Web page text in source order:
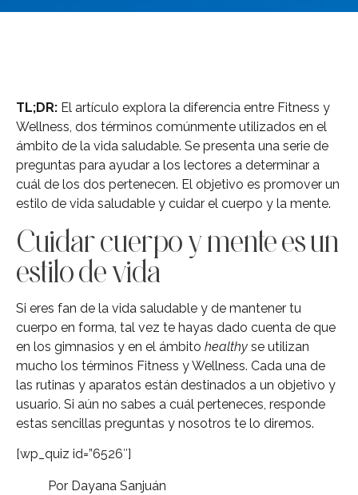
TL;DR: El artículo explora la diferencia entre Fitness y
Wellness, dos términos comúnmente utilizados en el
ámbito de la vida saludable. Se presenta una serie de
preguntas para ayudar a los lectores a determinar a
cuál de los dos pertenecen. El objetivo es promover un
estilo de vida saludable y cuidar el cuerpo y la mente.
Cuidar cuerpo y mente es un
estilo de vida
Si eres fan de la vida saludable y de mantener tu
cuerpo en forma, tal vez te hayas dado cuenta de que
en los gimnasios y en el ámbito healthy se utilizan
mucho los términos Fitness y Wellness. Cada una de
las rutinas y aparatos están destinados a un objetivo y
usuario. Si aún no sabes a cuál perteneces, responde
estas sencillas preguntas y nosotros te lo diremos.
[wp_quiz id=”6526″]
Por Dayana Sanjuán